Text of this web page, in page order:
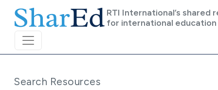
RTI International’s shared
for international education
Search Resources